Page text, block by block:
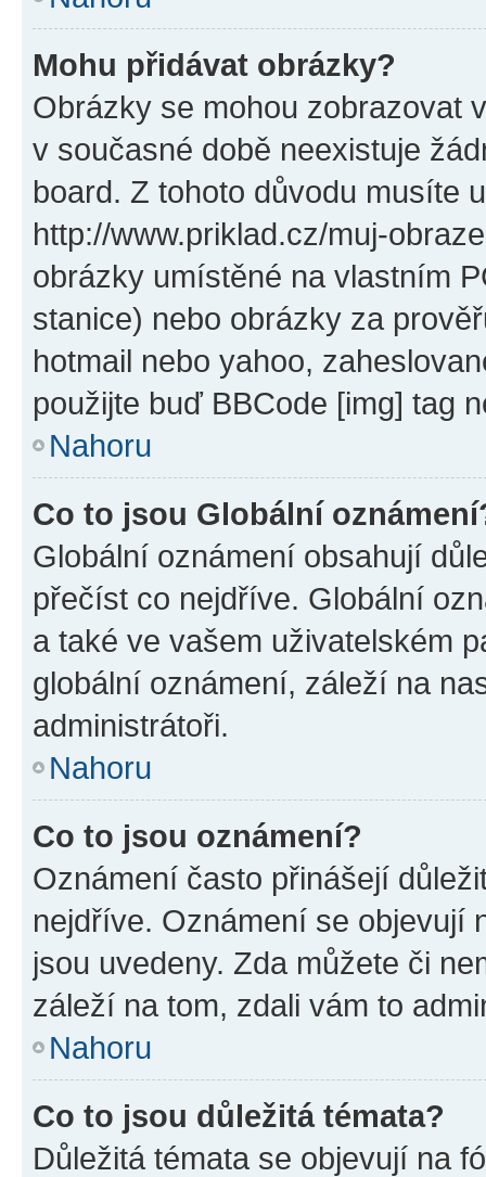
Mohu přidávat obrázky?
Obrázky se mohou zobrazovat
v současné době neexistuje
board. Z tohoto důvodu musíte
http://www.priklad.cz/muj-
obrázky umístěné na vlastním
stanice) nebo obrázky za
hotmail nebo yahoo,
použijte buď BBCode [img] tag
Nahoru
Co to jsou Globální
Globální oznámení obsahují
přečíst co nejdříve. Globální
a také ve vašem uživatelském
globální oznámení, záleží na
administrátoři.
Nahoru
Co to jsou oznámení?
Oznámení často přinášejí
nejdříve. Oznámení se objevují
jsou uvedeny. Zda můžete či
záleží na tom, zdali vám to
Nahoru
Co to jsou důležitá témata?
Důležitá témata se objevují na